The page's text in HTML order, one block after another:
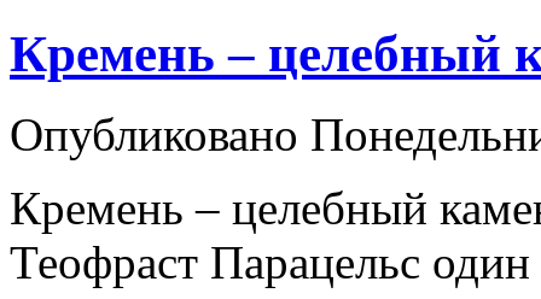
Кремень – целебный
Опубликовано
Кремень – целебный
Теофраст Парацельс